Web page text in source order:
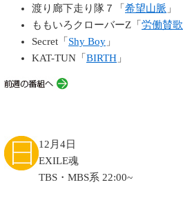
渡り廊下走り隊７「 希望山脈 」
ももいろクローバーZ「 労働賛歌
Secret「 Shy Boy 」
KAT-TUN「 BIRTH 」
12月4日
EXILE魂
TBS・MBS系 22:00~